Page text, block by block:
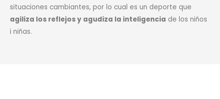
situaciones cambiantes, por lo cual es un deporte que
agiliza los reflejos y agudiza la inteligencia de los niños
i niñas.